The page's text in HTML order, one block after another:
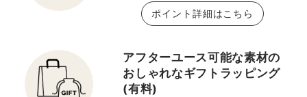
ポイント詳細はこちら
アフターユース可能な素材の
おしゃれなギフトラッピング
(有料)